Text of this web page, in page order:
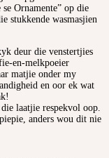
Ornamente” op die
stukkende wasmasjien
deur die venstertjies
en-melkpoeier
matjie onder my
en oor ek wat
laatjie respekvol oop.
anders wou dit nie